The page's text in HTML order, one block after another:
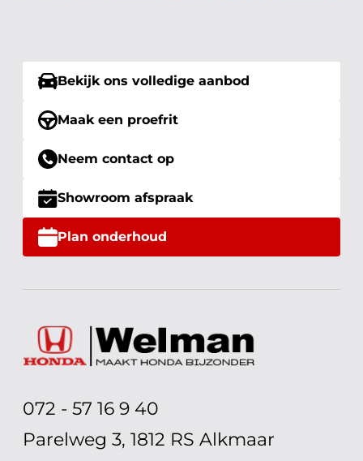
Bekijk ons volledige aanbod
Maak een proefrit
Neem contact op
Showroom afspraak
Plan onderhoud
072 - 57 16 9 40
Parelweg 3, 1812 RS Alkmaar